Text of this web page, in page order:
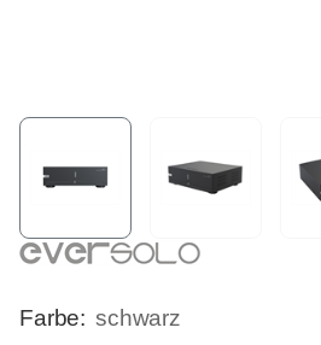
Farbe: schwarz